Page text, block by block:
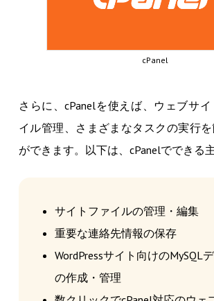
cPanel
さらに、cPanelを使えば、ウェブサ
イル管理、さまざまなタスクの実行
ができます。以下は、cPanelでできる
サイトファイルの管理・編集
重要な連絡先情報の保存
WordPressサイト向けのMySQL
の作成・管理